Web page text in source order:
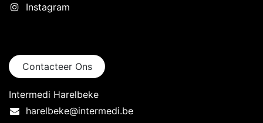
Instagram
Contacteer Ons
Intermedi Harelbeke
harelbeke@intermedi.be